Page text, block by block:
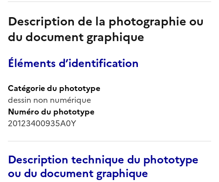
Description de la photographie ou
du document graphique
Éléments d’identification
Catégorie du phototype
dessin non numérique
Numéro du phototype
20123400935A0Y
Description technique du phototype
ou du document graphique